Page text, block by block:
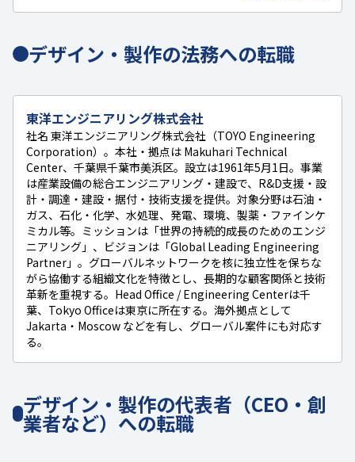
デザイン・製作の法務への転職
東洋エンジニアリング株式会社
社名 東洋エンジニアリング株式会社（TOYO Engineering
Corporation）。本社・拠点は Makuhari Technical
Center、千葉県千葉市美浜区。設立は1961年5月1日。事業
は産業設備の総合エンジニアリング・建設で、R&D支援・設
計・調達・建設・据付・技術支援を提供。対象分野は石油・
ガス、石化・化学、水処理、発電、環境、製薬・ファインケ
ミカル等。ミッションは「世界の持続的成長のためのエンジ
ニアリング」、ビジョンは「Global Leading Engineering
Partner」。グローバルネットワークを核に独立性を保ちな
がら協働する組織文化を特徴とし、長期的な顧客関係と技術
革新を重視する。Head Office / Engineering Centerは千
葉、Tokyo Officeは東京に所在する。海外拠点として
Jakarta・Moscow などを有し、グローバル案件にも対応す
る。
デザイン・製作の代表者（CEO・創
業者など）への転職